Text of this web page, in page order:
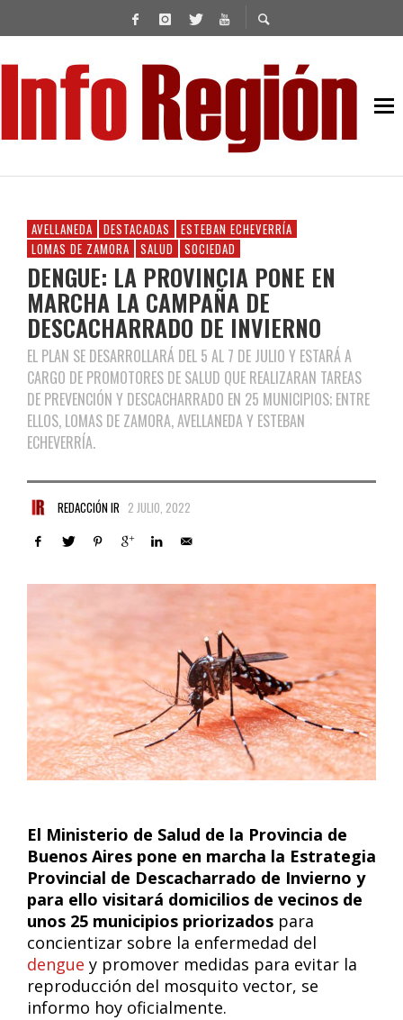
AVELLANEDA DESTACADAS
ESTEBAN ECHEVERRÍA
LOMAS DE ZAMORA
SALUD SOCIEDAD
DENGUE: LA PROVINCIA PONE EN
MARCHA LA CAMPAÑA DE
DESCACHARRADO DE INVIERNO
EL PLAN SE DESARROLLARÁ DEL 5 AL 7 DE JULIO Y ESTARÁ A
CARGO DE PROMOTORES DE SALUD QUE REALIZARAN TAREAS
DE PREVENCIÓN Y DESCACHARRADO EN 25 MUNICIPIOS; ENTRE
ELLOS, LOMAS DE ZAMORA, AVELLANEDA Y ESTEBAN
ECHEVERRÍA.
REDACCIÓN IR 2 JULIO, 2022
El Ministerio de Salud de la Provincia de
Buenos Aires pone en marcha la Estrategia
Provincial de Descacharrado de Invierno y
para ello visitará domicilios de vecinos de
unos 25 municipios priorizados para
concientizar sobre la enfermedad del
dengue y promover medidas para evitar la
reproducción del mosquito vector, se
informo hoy oficialmente.